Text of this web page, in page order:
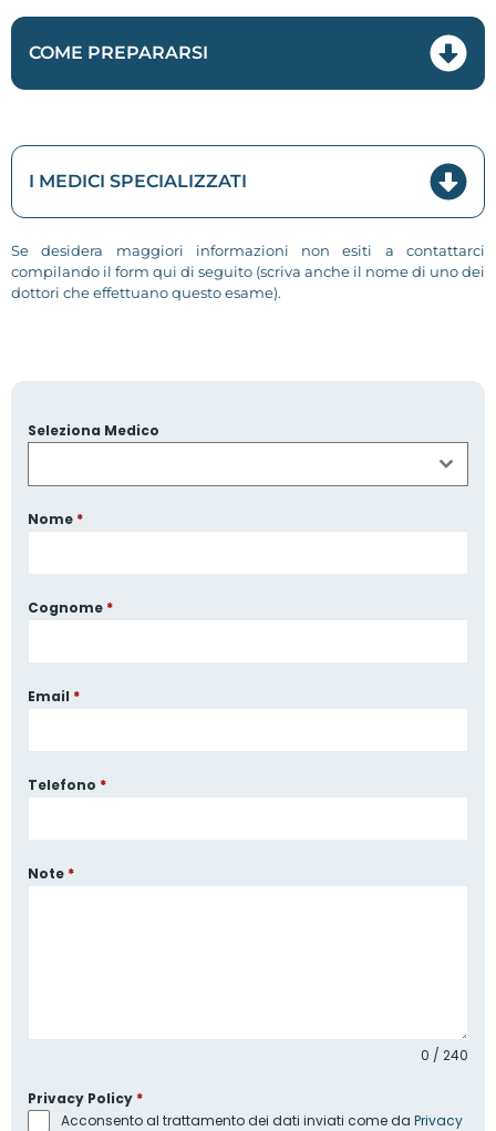
COME PREPARARSI
I MEDICI SPECIALIZZATI
Se desidera maggiori informazioni non esiti a contattarci
compilando il form qui di seguito (scriva anche il nome di uno dei
dottori che effettuano questo esame).
Seleziona Medico
Nome *
Cognome *
Email *
Telefono *
Note *
0 / 240
Privacy Policy *
Acconsento al trattamento dei dati inviati come da Privacy